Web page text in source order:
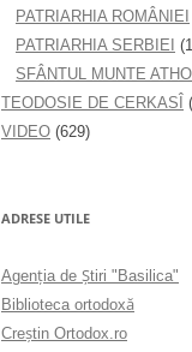
PATRIARHIA ROMÂNIEI
PATRIARHIA SERBIEI
SFÂNTUL MUNTE
TEODOSIE DE CERKASÎ
VIDEO (629)
ADRESE UTILE
Agenţia de Ştiri "Basilica"
Biblioteca ortodoxă
Creştin Ortodox.ro